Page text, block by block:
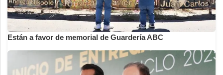
Están a favor de memorial de Guardería ABC